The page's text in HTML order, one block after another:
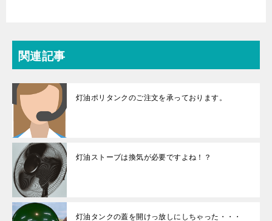
関連記事
灯油ポリタンクのご注文を承っております。
灯油ストーブは換気が必要ですよね！？
灯油タンクの蓋を開けっ放しにしちゃった・・・